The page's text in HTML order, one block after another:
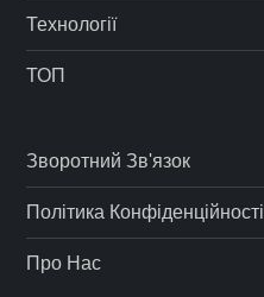
Технології
ТОП
Зворотний Зв'язок
Політика Конфіденційності
Про Нас